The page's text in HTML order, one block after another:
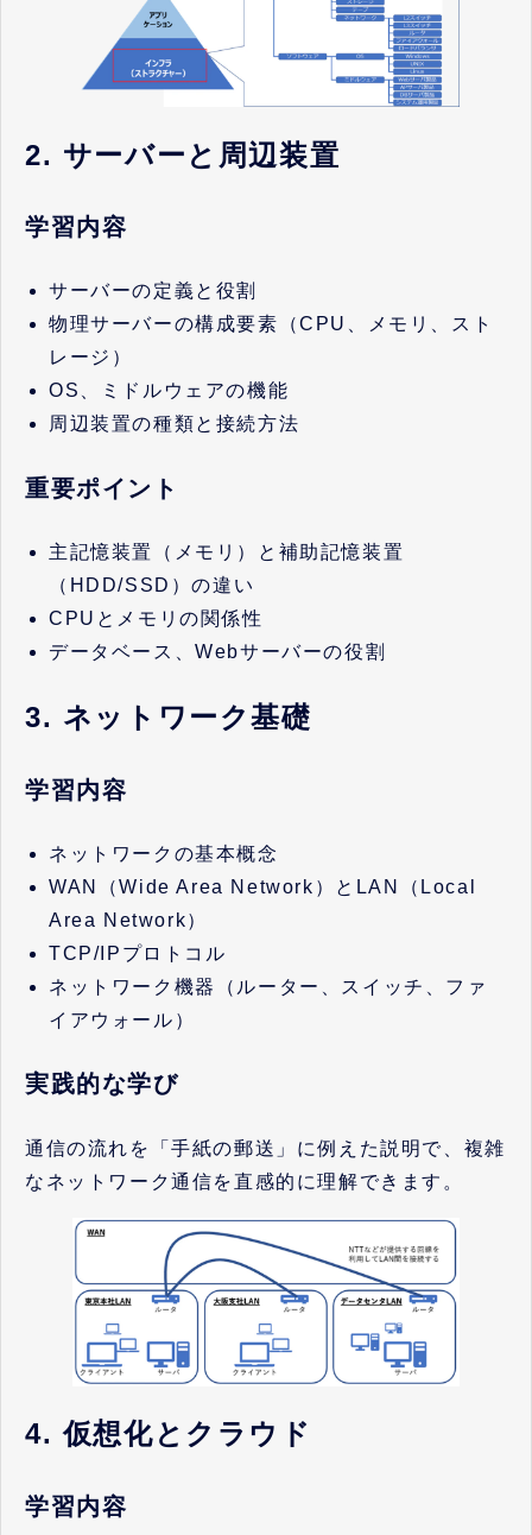
2. サーバーと周辺装置
学習内容
サーバーの定義と役割
物理サーバーの構成要素（CPU、メモリ、スト
レージ）
OS、ミドルウェアの機能
周辺装置の種類と接続方法
重要ポイント
主記憶装置（メモリ）と補助記憶装置
（HDD/SSD）の違い
CPUとメモリの関係性
データベース、Webサーバーの役割
3. ネットワーク基礎
学習内容
ネットワークの基本概念
WAN（Wide Area Network）とLAN（Local
Area Network）
TCP/IPプロトコル
ネットワーク機器（ルーター、スイッチ、ファ
イアウォール）
実践的な学び
通信の流れを「手紙の郵送」に例えた説明で、複雑
なネットワーク通信を直感的に理解できます。
4. 仮想化とクラウド
学習内容